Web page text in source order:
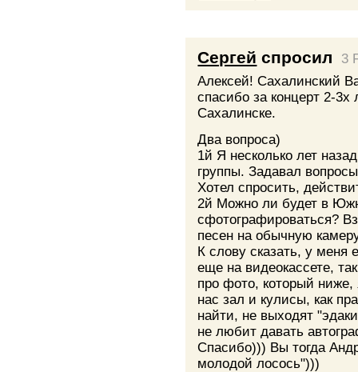
Сергей спросил
3
Алексей! Сахалинский
спасибо за концерт 2-
Сахалинске.
Два вопроса)
1й Я несколько лет
группы. Задавал
Хотел спросить,
2й Можно ли будет в
сфотографироваться?
песен на обычную
К слову сказать, у меня
еще на видеокассете,
про фото, который ниже,
нас зал и кулисы, как
найти, не выходят
не любит давать
Спасибо))) Вы тогда
молодой лосось")))